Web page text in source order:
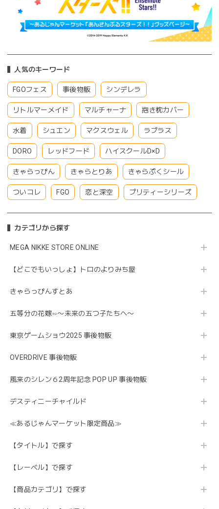
人気のキーワード
FGOフェス 事後物販 シンデレラ
リトルマーメイド マルチャーナ 抱き枕カバー
水着 シュエン マクスウェル ラプラス
DORO レッドフード ハイスクールD×D
きゃらっぴん きゃらとりあ きゃらぷくシール
ついコレ FGO 恋と深空 プリティーシリーズ
カテゴリから探す
MEGA NIKKE STORE ONLINE
【どこでもいっしょ】トロのよりみち屋
きゃらっぴんすとあ
五等分の花嫁∽〜未来の五つ子たちへ〜
東京ゲームショウ2025 事後物販
OVERDRIVE 事後物販
風来のシレン６2周年記念 POP UP 事後物販
デスティニーチャイルド
≪あるじゃんマーケット限定商品≫
【タイトル】で探す
【レーベル】で探す
【商品カテゴリ】で探す